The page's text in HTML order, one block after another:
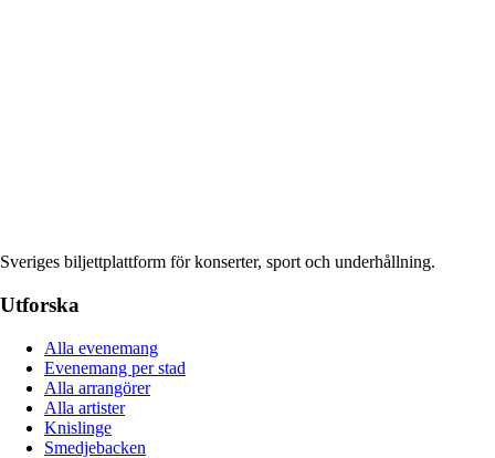
Sveriges biljettplattform för konserter, sport och underhållning.
Utforska
Alla evenemang
Evenemang per stad
Alla arrangörer
Alla artister
Knislinge
Smedjebacken